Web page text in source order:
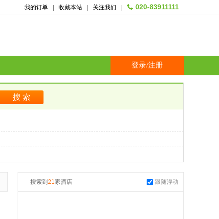
我的订单 收藏本站 关注我们 020-83911111
登录/注册
搜索到 21家酒店 跟随浮动